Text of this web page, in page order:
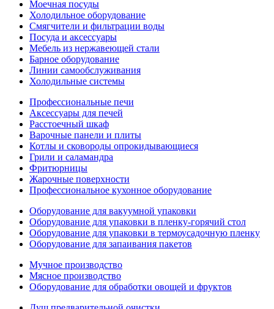
Моечная посуды
Холодильное оборудование
Смягчители и фильтрации воды
Посуда и аксессуары
Мебель из нержавеющей стали
Барное оборудование
Линии самообслуживания
Холодильные системы
Профессиональные печи
Аксессуары для печей
Расстоечный шкаф
Варочные панели и плиты
Котлы и сковороды опрокидывающиеся
Грили и саламандра
Фритюрницы
Жарочные поверхности
Профессиональное кухонное оборудование
Оборудование для вакуумной упаковки
Оборудование для упаковки в пленку-горячий стол
Оборудование для упаковки в термоусадочную пленку
Оборудование для запаивания пакетов
Мучное производство
Мясное производство
Оборудование для обработки овощей и фруктов